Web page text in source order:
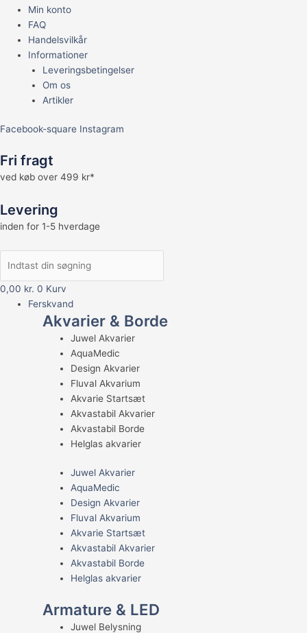
Min konto
FAQ
Handelsvilkår
Informationer
Leveringsbetingelser
Om os
Artikler
Facebook-square Instagram
Fri fragt
ved køb over 499 kr*
Levering
inden for 1-5 hverdage
0,00 kr. 0 Kurv
Ferskvand
Akvarier & Borde
Juwel Akvarier
AquaMedic
Design Akvarier
Fluval Akvarium
Akvarie Startsæt
Akvastabil Akvarier
Akvastabil Borde
Helglas akvarier
Juwel Akvarier
AquaMedic
Design Akvarier
Fluval Akvarium
Akvarie Startsæt
Akvastabil Akvarier
Akvastabil Borde
Helglas akvarier
Armature & LED
Juwel Belysning